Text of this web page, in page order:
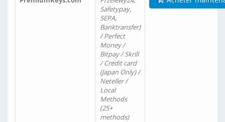
Safetypay,
SEPA,
Banktransfer)
/ Perfect
Money /
Bitpay / Skrill
/ Credit card
(Japan Only) /
Neteller /
Local
Methods
(25+
methods)